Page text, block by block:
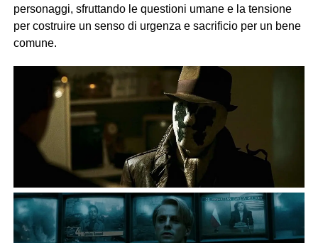
personaggi, sfruttando le questioni umane e la tensione
per costruire un senso di urgenza e sacrificio per un bene
comune.